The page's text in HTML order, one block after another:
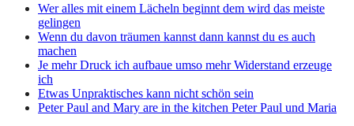
Wer alles mit einem Lächeln beginnt dem wird das meiste
gelingen
Wenn du davon träumen kannst dann kannst du es auch
machen
Je mehr Druck ich aufbaue umso mehr Widerstand erzeuge
ich
Etwas Unpraktisches kann nicht schön sein
Peter Paul and Mary are in the kitchen Peter Paul und Maria